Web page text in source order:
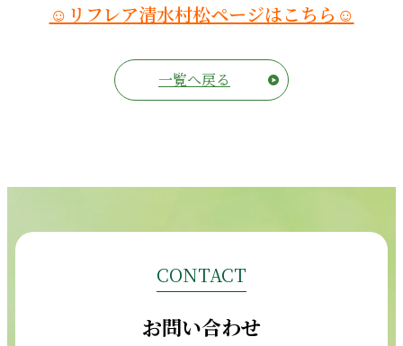
☺リフレア清水村松ページはこちら☺
一覧へ戻る
CONTACT
お問い合わせ